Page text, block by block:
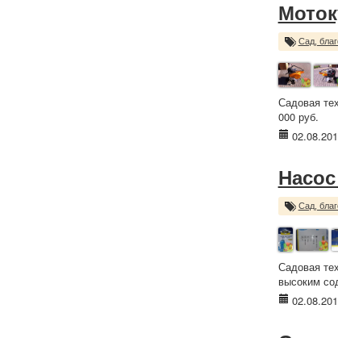
Сад,
Садовая
000 руб.
Сад,
Садовая
высоким